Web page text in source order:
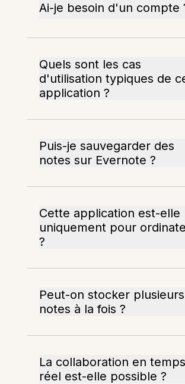
Ai-je besoin d'un compte
Quels sont les cas
d'utilisation typiques de
application ?
Puis-je sauvegarder des
notes sur Evernote ?
Cette application est-elle
uniquement pour
?
Peut-on stocker plusieurs
notes à la fois ?
La collaboration en temps
réel est-elle possible ?